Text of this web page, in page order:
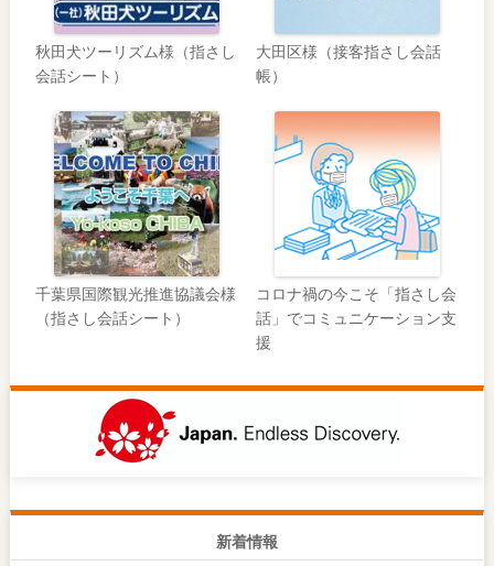
秋田犬ツーリズム様（指さし
会話シート）
大田区様（接客指さし会話
帳）
千葉県国際観光推進協議会様
（指さし会話シート）
コロナ禍の今こそ「指さし会
話」でコミュニケーション支
援
新着情報